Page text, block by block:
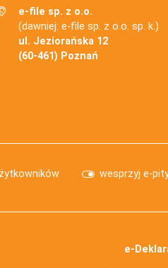
e-file sp. z o.o.
(dawniej: e-file sp. z o.o. sp. k.)
ul. Jeziorańska 12
(60-461) Poznań
wesprzyj e-
e-